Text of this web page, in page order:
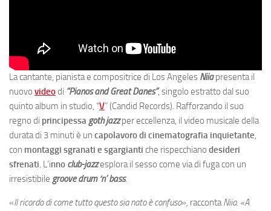
La cantante, pianista e compositrice di Los Angeles Niiapresenta il
nuovo videodi “Pianos and Great Danes”, singolo estratto dal suo
quinto album in studio, “V” (Candid Records). Rafforzando il suo
regno di principessa goth jazzper eccellenza, il video musicale della
durata di 3 minuti è un capolavoro di cinematografia inquietante,
con montaggi sgranati e sgargianti che rispecchiano desideri
sfrenati. L’inno club-jazzesplora il sesso come via di fuga con un
irresistibile groove drum ‘n’ bass.
«Il ricordo di come tutto questo sia nato è confuso», raccontaNiia. «A